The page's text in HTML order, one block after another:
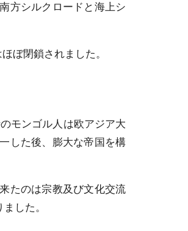
方シルクロードと海上シ
ぼ閉鎖されました。
モンゴル人は欧アジア大
した後、膨大な帝国を構
たのは宗教及び文化交流
した。